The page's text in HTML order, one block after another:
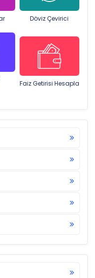
Döviz Çevirici
Faiz Getirisi Hesapla